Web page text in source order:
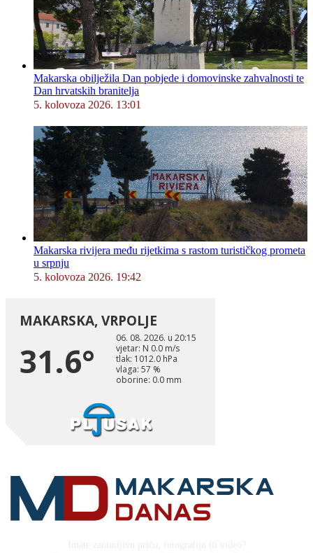
Makarska obilježila Dan pobjede i domovinske zahvalnosti te
Dan hrvatskih branitelja
5. kolovoza 2026. 13:01
Makarska rivijera među rijetkima s rastom turističkog prometa
u srpnju
5. kolovoza 2026. 19:42